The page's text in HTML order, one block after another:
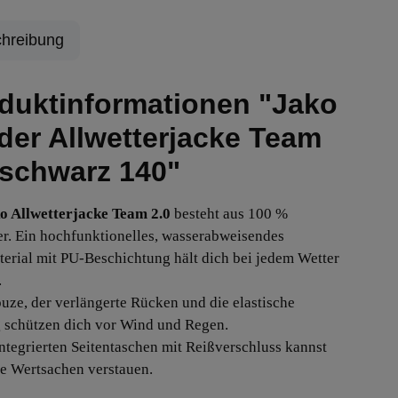
"Jako
Allwetterjacke Team
140"
Allwetterjacke Team 2.0 besteht aus 100 %
Ein hochfunktionelles, wasserabweisendes
mit PU-Beschichtung hält dich bei jedem Wetter
der verlängerte Rücken und die elastische
dich vor Wind und Regen.
Seitentaschen mit Reißverschluss kannst
Wertsachen verstauen.